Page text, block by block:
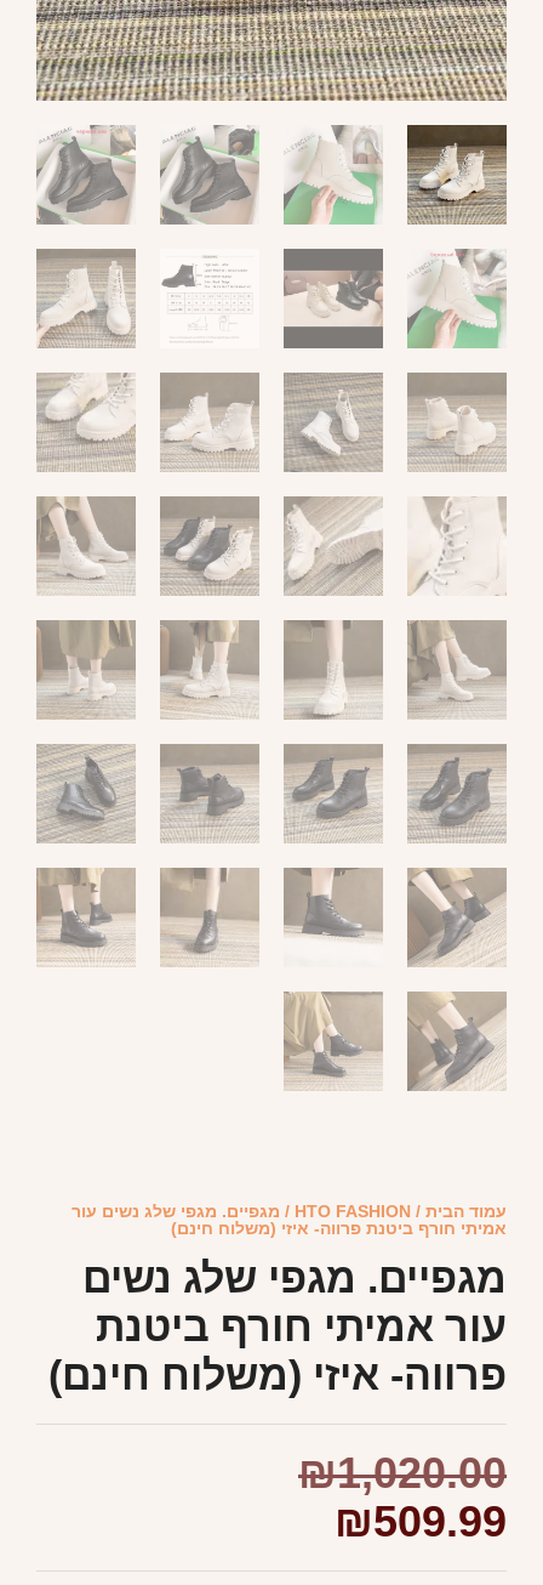
עמוד הבית /
HTO FASHION / מגפיים. מגפי שלג נשים עור
אמיתי חורף ביטנת פרווה- איזי (משלוח חינם)
מגפיים. מגפי שלג נשים
עור אמיתי חורף ביטנת
פרווה- איזי (משלוח חינם)
₪1,020.00
₪509.99